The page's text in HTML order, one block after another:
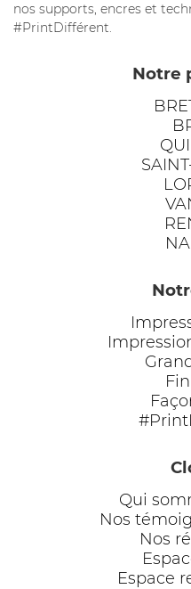
nos supports, encres et
#PrintDifférent.
Notre
Qui
Nos
Nos
Espace